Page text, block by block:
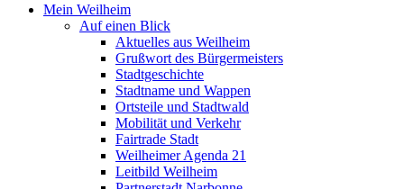
Mein Weilheim
Auf einen Blick
Aktuelles aus Weilheim
Grußwort des Bürgermeisters
Stadtgeschichte
Stadtname und Wappen
Ortsteile und Stadtwald
Mobilität und Verkehr
Fairtrade Stadt
Weilheimer Agenda 21
Leitbild Weilheim